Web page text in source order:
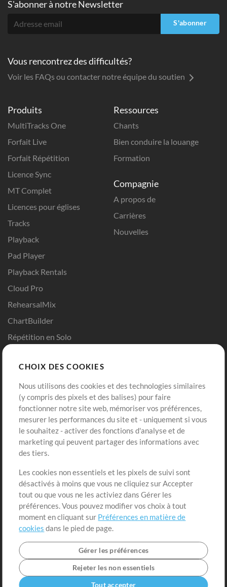
Produits
MultiTracks One
Forfait Live
Forfait Répétition
Licence Sync
MT Complet
Licences pour églises
Tracks
Playback
Pad Player
Playback Rentals
Cloud Pro
RehearsalMix
ChartBuilder
Répétition en Solo
Modèles ProPresenter
Sons
Ressources
Chants
Bien conduire la louange
Formation
Compagnie
A propos de
Carrières
Nouvelles
Boutique
Acheter des crédits
Contenu gratuit
Demander les pistes
Extras
Sessions
Soumettre votre contenu
Listes de lecture
Conférence MT
Compte
Connexion
S'inscrire
S'abonner à notre Newsletter
S'abonner
Vous rencontrez des difficultés?
Voir les FAQs ou contacter notre équipe du soutien
CHOIX DES COOKIES
Nous utilisons des cookies et des technologies similaires
(y compris des pixels et des balises) pour faire
fonctionner notre site web, mémoriser vos préférences,
mesurer les performances du site et - uniquement si vous
le souhaitez - activer des fonctions d'analyse et de
marketing qui peuvent partager des informations avec
des tiers.
Les cookies non essentiels et les pixels de suivi sont
désactivés à moins que vous ne cliquiez sur Accepter
tout ou que vous ne les activiez dans Gérer les
préférences. Vous pouvez modifier vos choix à tout
moment en cliquant sur Préférences en matière de
cookies dans le pied de page.
Gérer les préférences
Rejeter les non essentiels
Tout accepter